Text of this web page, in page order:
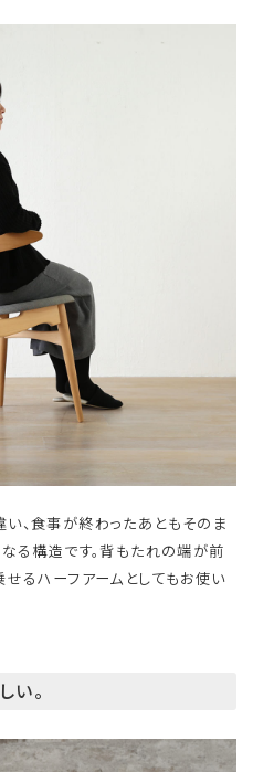
、食事が終わったあともそのま
る構造です。背もたれの端が前
るハーフアームとしてもお使い
い。